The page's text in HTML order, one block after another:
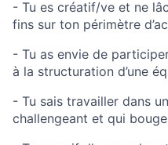
- Tu es créatif/ve et ne
fins sur ton périmètre
- Tu as envie de
à la structuration d’une
- Tu sais travailler dans
challengeant et qui